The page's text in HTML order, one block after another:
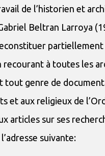
de l’historien et
Beltran Larroya
partiellement
recourant à toutes les
tout genre de
et aux religieux de
articles sur ses
suivante: